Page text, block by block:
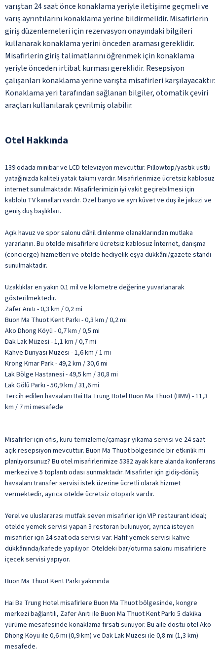
varıştan 24 saat önce konaklama yeriyle iletişime geçmeli ve
varış ayrıntılarını konaklama yerine bildirmelidir. Misafirlerin
giriş düzenlemeleri için rezervasyon onayındaki bilgileri
kullanarak konaklama yerini önceden araması gereklidir.
Misafirlerin giriş talimatlarını öğrenmek için konaklama
yeriyle önceden irtibat kurması gereklidir. Resepsiyon
çalışanları konaklama yerine varışta misafirleri karşılayacaktır.
Konaklama yeri tarafından sağlanan bilgiler, otomatik çeviri
araçları kullanılarak çevrilmiş olabilir.
Otel Hakkında
139 odada minibar ve LCD televizyon mevcuttur. Pillowtop/yastık üstlü
yatağınızda kaliteli yatak takımı vardır. Misafirlerimize ücretsiz kablosuz
internet sunulmaktadır. Misafirlerimizin iyi vakit geçirebilmesi için
kablolu TV kanalları vardır. Özel banyo ve ayrı küvet ve duş ile jakuzi ve
geniş duş başlıkları.
Açık havuz ve spor salonu dâhil dinlenme olanaklarından mutlaka
yararlanın. Bu otelde misafirlere ücretsiz kablosuz İnternet, danışma
(concierge) hizmetleri ve otelde hediyelik eşya dükkânı/gazete standı
sunulmaktadır.
Uzaklıklar en yakın 0.1 mil ve kilometre değerine yuvarlanarak
gösterilmektedir.
Zafer Anıtı - 0,3 km / 0,2 mi
Buon Ma Thuot Kent Parkı - 0,3 km / 0,2 mi
Ako Dhong Köyü - 0,7 km / 0,5 mi
Dak Lak Müzesi - 1,1 km / 0,7 mi
Kahve Dünyası Müzesi - 1,6 km / 1 mi
Krong Kmar Park - 49,2 km / 30,6 mi
Lak Bölge Hastanesi - 49,5 km / 30,8 mi
Lak Gölü Parkı - 50,9 km / 31,6 mi
Tercih edilen havaalanı Hai Ba Trung Hotel Buon Ma Thuot (BMV) - 11,3
km / 7 mi mesafede
Misafirler için ofis, kuru temizleme/çamaşır yıkama servisi ve 24 saat
açık resepsiyon mevcuttur. Buon Ma Thuot bölgesinde bir etkinlik mi
planlıyorsunuz? Bu otel misafirlerimize 5382 ayak kare alanda konferans
merkezi ve 5 toplantı odası sunmaktadır. Misafirler için gidiş-dönüş
havaalanı transfer servisi istek üzerine ücretli olarak hizmet
vermektedir, ayrıca otelde ücretsiz otopark vardır.
Yerel ve uluslararası mutfak seven misafirler için VIP restaurant ideal;
otelde yemek servisi yapan 3 restoran bulunuyor, ayrıca isteyen
misafirler için 24 saat oda servisi var. Hafif yemek servisi kahve
dükkânında/kafede yapılıyor. Oteldeki bar/oturma salonu misafirlere
içecek servisi yapıyor.
Buon Ma Thuot Kent Parkı yakınında
Hai Ba Trung Hotel misafirlere Buon Ma Thuot bölgesinde, kongre
merkezi bağlantılı, Zafer Anıtı ile Buon Ma Thuot Kent Parkı 5 dakika
yürüme mesafesinde konaklama fırsatı sunuyor. Bu aile dostu otel Ako
Dhong Köyü ile 0,6 mi (0,9 km) ve Dak Lak Müzesi ile 0,8 mi (1,3 km)
mesafede.